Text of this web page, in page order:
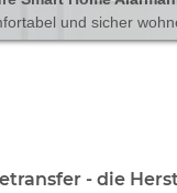
und sicher
- die